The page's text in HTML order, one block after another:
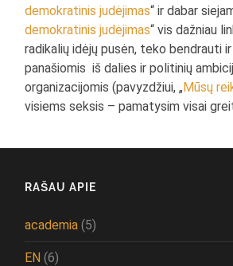
demokratinis judėjimas“ ir dabar
demokratinis judėjimas“ vis dažniau
radikalių idėjų pusėn, teko bendrauti
panašiomis iš dalies ir politinių
organizacijomis (pavyzdžiui, „Mūsų
visiems seksis – pamatysim visai
RAŠAU APIE
academia (5)
EN (6)